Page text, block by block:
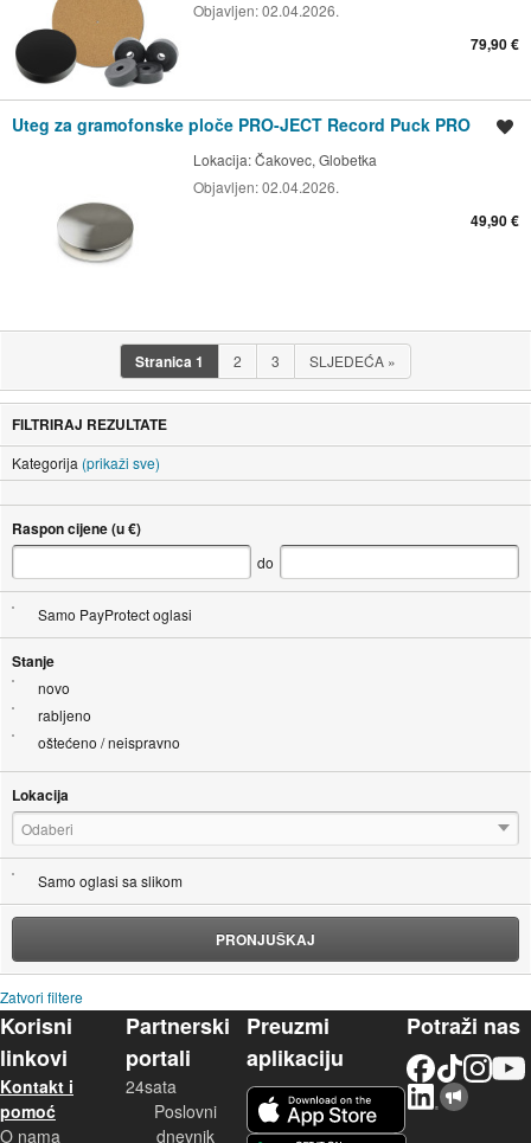
Objavljen:02.04.2026.
79,90 €
Uteg za gramofonske ploče PRO-JECT Record Puck PRO
Lokacija:Čakovec, Globetka
Objavljen:02.04.2026.
49,90 €
Stranica 1 2 3 SLJEDEĆA »
FILTRIRAJ REZULTATE
Kategorija (prikaži sve)
Raspon cijene (u €)
do
Samo PayProtect oglasi
Stanje
novo
rabljeno
oštećeno / neispravno
Lokacija
Odaberi
Samo oglasi sa slikom
PRONJUŠKAJ
Zatvori filtere
Korisni
linkovi
Kontakt i
pomoć
O nama
Partnerski
portali
24sata
Poslovni
dnevnik
Preuzmi
aplikaciju
Potraži nas